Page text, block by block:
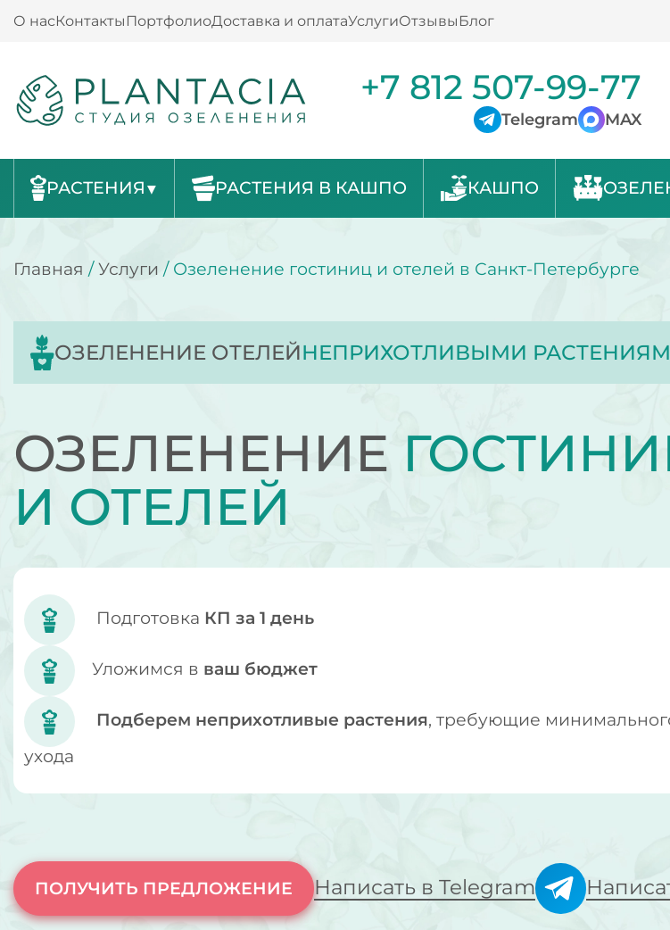
О насКонтакты ПортфолиоДоставка и оплатаУслугиОтзывы Блог
+7 812 507-99-77
Telegram MAX
РАСТЕНИЯ РАСТЕНИЯ В КАШПО КАШПО
Главная /Услуги / Озеленение гостиниц и отелей в Санкт-Петербурге
ОЗЕЛЕНЕНИЕ ОТЕЛЕЙНЕПРИХОТЛИВЫМИ
ОЗЕЛЕНЕНИЕ
И ОТЕЛЕЙ
Подготовка КП за 1 день
Уложимся в ваш бюджет
Подберем неприхотливые растения, требующие
ухода
ПОЛУЧИТЬ ПРЕДЛОЖЕНИЕ Написать в Telegram